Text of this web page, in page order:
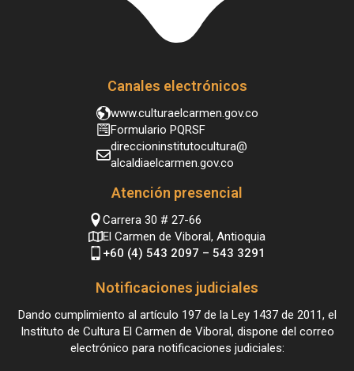
Canales electrónicos
www.culturaelcarmen.gov.co
Formulario PQRSF
direccioninstitutocultura@
alcaldiaelcarmen.gov.co
Atención presencial
Carrera 30 # 27-66
El Carmen de Viboral, Antioquia
+60 (4) 543 2097 – 543 3291
Notificaciones judiciales
Dando cumplimiento al artículo 197 de la Ley 1437 de 2011, el
Instituto de Cultura El Carmen de Viboral, dispone del correo
electrónico para notificaciones judiciales: